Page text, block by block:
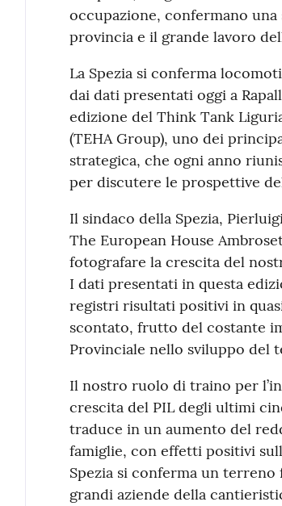
occupazione, confermano
provincia e il grande lavoro
La Spezia si conferma
dai dati presentati oggi a
edizione del Think Tank
(TEHA Group), uno dei
strategica, che ogni anno
per discutere le prospettive
Il sindaco della Spezia,
The European House
fotografare la crescita del
I dati presentati in questa
registri risultati positivi in
scontato, frutto del costante
Provinciale nello sviluppo del
Il nostro ruolo di traino per
crescita del PIL degli ultimi
traduce in un aumento del
famiglie, con effetti positivi
Spezia si conferma un
grandi aziende della